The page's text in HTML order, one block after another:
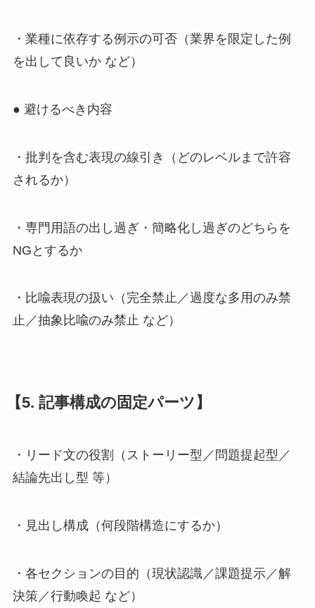
・業種に依存する例示の可否（業界を限定した例
を出して良いか など）
● 避けるべき内容
・批判を含む表現の線引き（どのレベルまで許容
されるか）
・専門用語の出し過ぎ・簡略化し過ぎのどちらを
NGとするか
・比喩表現の扱い（完全禁止／過度な多用のみ禁
止／抽象比喩のみ禁止 など）
【5. 記事構成の固定パーツ】
・リード文の役割（ストーリー型／問題提起型／
結論先出し型 等）
・見出し構成（何段階構造にするか）
・各セクションの目的（現状認識／課題提示／解
決策／行動喚起 など）